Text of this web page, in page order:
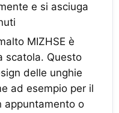
e si asciuga
MIZHSE è
scatola. Questo
delle unghie
ad esempio per il
appuntamento o